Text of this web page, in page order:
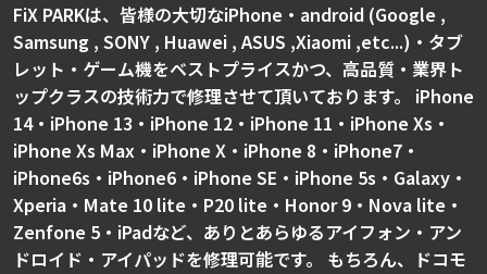
FiX PARKは、皆様の大切なiPhone・android (Google ,
Samsung , SONY , Huawei , ASUS ,Xiaomi ,etc...)・タブ
レット・ゲーム機をベストプライスかつ、高品質・業界ト
ップクラスの技術力で修理させて頂いております。 iPhone
14・iPhone 13・iPhone 12・iPhone 11・iPhone Xs・
iPhone Xs Max・iPhone X・iPhone 8・iPhone7・
iPhone6s・iPhone6・iPhone SE・iPhone 5s・Galaxy・
Xperia・Mate 10 lite・P20 lite・Honor 9・Nova lite・
Zenfone 5・iPadなど、ありとあらゆるアイフォン・アン
ドロイド・アイパッドを修理可能です。 もちろん、ドコモ